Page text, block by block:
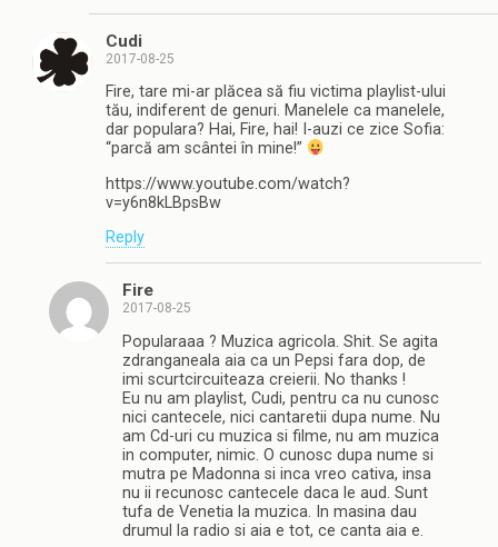
Cudi
2017-08-25
Fire, tare mi-ar plăcea să fiu victima playlist-ului
tău, indiferent de genuri. Manelele ca manelele,
dar populara? Hai, Fire, hai! I-auzi ce zice Sofia:
“parcă am scântei în mine!”
https://www.youtube.com/watch?
v=y6n8kLBpsBw
Reply
Fire
2017-08-25
Popularaaa ? Muzica agricola. Shit. Se agita
zdranganeala aia ca un Pepsi fara dop, de
imi scurtcircuiteaza creierii. No thanks !
Eu nu am playlist, Cudi, pentru ca nu cunosc
nici cantecele, nici cantaretii dupa nume. Nu
am Cd-uri cu muzica si filme, nu am muzica
in computer, nimic. O cunosc dupa nume si
mutra pe Madonna si inca vreo cativa, insa
nu ii recunosc cantecele daca le aud. Sunt
tufa de Venetia la muzica. In masina dau
drumul la radio si aia e tot, ce canta aia e.